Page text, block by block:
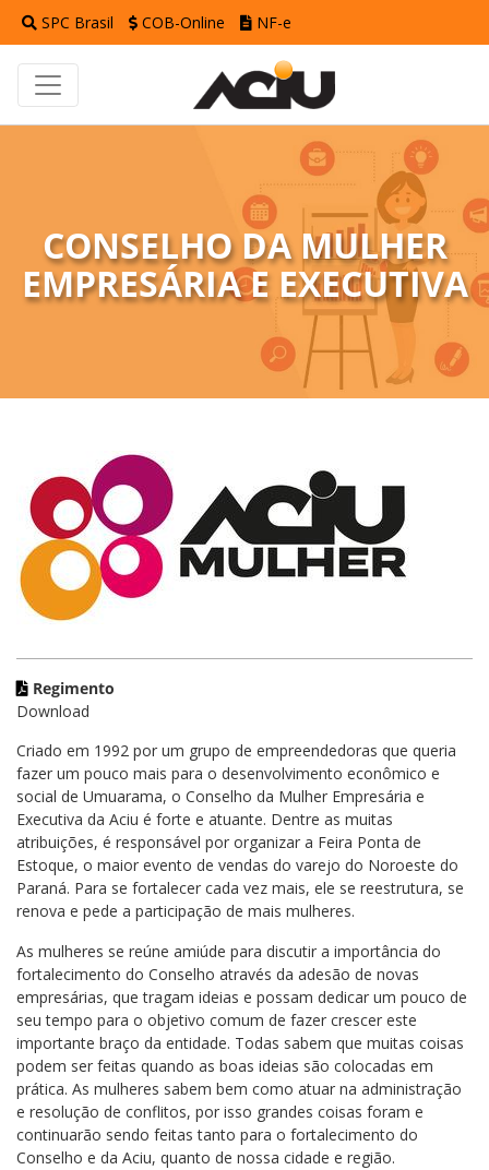
SPC Brasil COB-Online NF-e
CONSELHO DA MULHER
EMPRESÁRIA E EXECUTIVA
Regimento
Download
Criado em 1992 por um grupo de empreendedoras que queria
fazer um pouco mais para o desenvolvimento econômico e
social de Umuarama, o Conselho da Mulher Empresária e
Executiva da Aciu é forte e atuante. Dentre as muitas
atribuições, é responsável por organizar a Feira Ponta de
Estoque, o maior evento de vendas do varejo do Noroeste do
Paraná. Para se fortalecer cada vez mais, ele se reestrutura, se
renova e pede a participação de mais mulheres.
As mulheres se reúne amiúde para discutir a importância do
fortalecimento do Conselho através da adesão de novas
empresárias, que tragam ideias e possam dedicar um pouco de
seu tempo para o objetivo comum de fazer crescer este
importante braço da entidade. Todas sabem que muitas coisas
podem ser feitas quando as boas ideias são colocadas em
prática. As mulheres sabem bem como atuar na administração
e resolução de conflitos, por isso grandes coisas foram e
continuarão sendo feitas tanto para o fortalecimento do
Conselho e da Aciu, quanto de nossa cidade e região.